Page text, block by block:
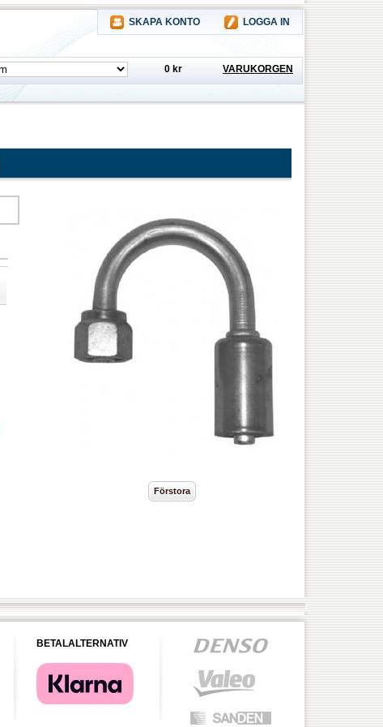
SKAPA KONTO LOGGA IN
0 kr VARUKORGEN
BETALALTERNATIV